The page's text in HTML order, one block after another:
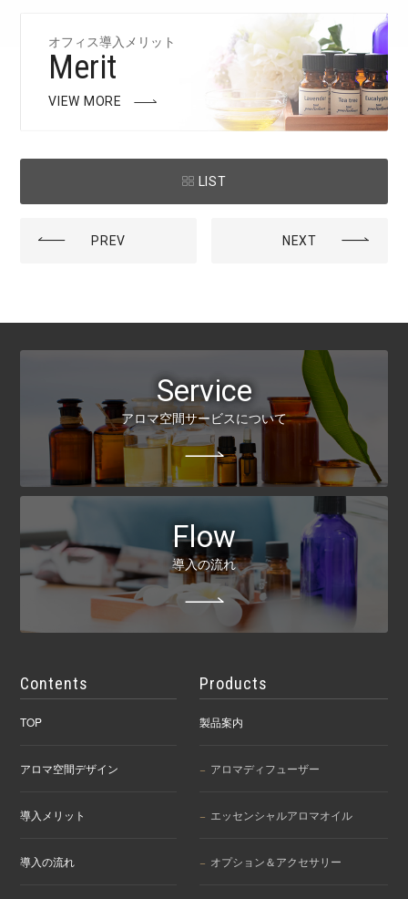
オフィス導入メリット
Merit
VIEW MORE
PREV
LIST
NEXT
Service
アロマ空間サービスについて
Flow
導入の流れ
Contents
TOP
アロマ空間デザイン
導入メリット
導入の流れ
Products
製品案内
アロマディフューザー
エッセンシャルアロマオイル
オプション＆アクセサリー